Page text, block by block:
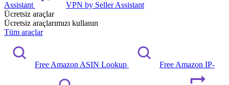
Assistant
VPN by Seller Assistant
Ücretsiz araçlar
Ücretsiz araçlarımızı kullanın
Tüm araçlar
Free Amazon ASIN Lookup Free Amazon IP-